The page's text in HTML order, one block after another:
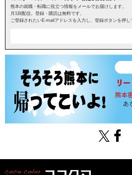
熊本の就職・転職に役立つ情報をメールでお届けします。
月1回配信。登録・購読は無料です。
ご登録されたいE-mailアドレスを入力し、登録ボタンを押し